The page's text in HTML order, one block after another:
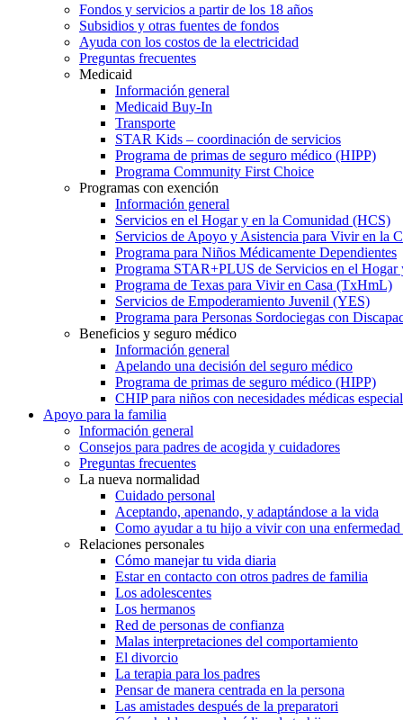
Fondos y servicios a partir de los 18 años
Subsidios y otras fuentes de fondos
Ayuda con los costos de la electricidad
Preguntas frecuentes
Medicaid
Información general
Medicaid Buy-In
Transporte
STAR Kids – coordinación de servicios
Programa de primas de seguro médico (HIPP)
Programa Community First Choice
Programas con exención
Información general
Servicios en el Hogar y en la Comunidad (HCS)
Servicios de Apoyo y Asistencia para Vivir en la
Programa para Niños Médicamente Dependientes
Programa STAR+PLUS de Servicios en el
Programa de Texas para Vivir en Casa (TxHmL)
Servicios de Empoderamiento Juvenil (YES)
Programa para Personas Sordociegas con
Beneficios y seguro médico
Información general
Apelando una decisión del seguro médico
Programa de primas de seguro médico (HIPP)
CHIP para niños con necesidades médicas
Apoyo para la familia
Información general
Consejos para padres de acogida y cuidadores
Preguntas frecuentes
La nueva normalidad
Cuidado personal
Aceptando, apenando, y adaptándose a la vida
Como ayudar a tu hijo a vivir con una
Relaciones personales
Cómo manejar tu vida diaria
Estar en contacto con otros padres de familia
Los adolescentes
Los hermanos
Red de personas de confianza
Malas interpretaciones del comportamiento
El divorcio
La terapia para los padres
Pensar de manera centrada en la persona
Las amistades después de la preparatori